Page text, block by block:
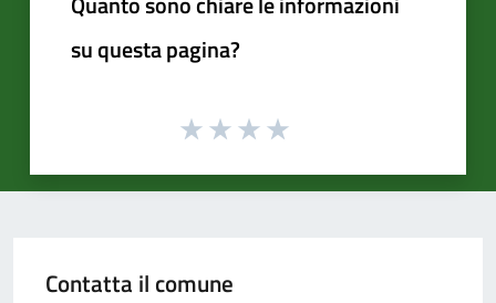
su questa pagina?
Contatta il comune